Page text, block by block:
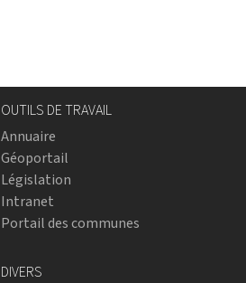
OUTILS DE TRAVAIL
Annuaire
Géoportail
Législation
Intranet
Portail des communes
DIVERS